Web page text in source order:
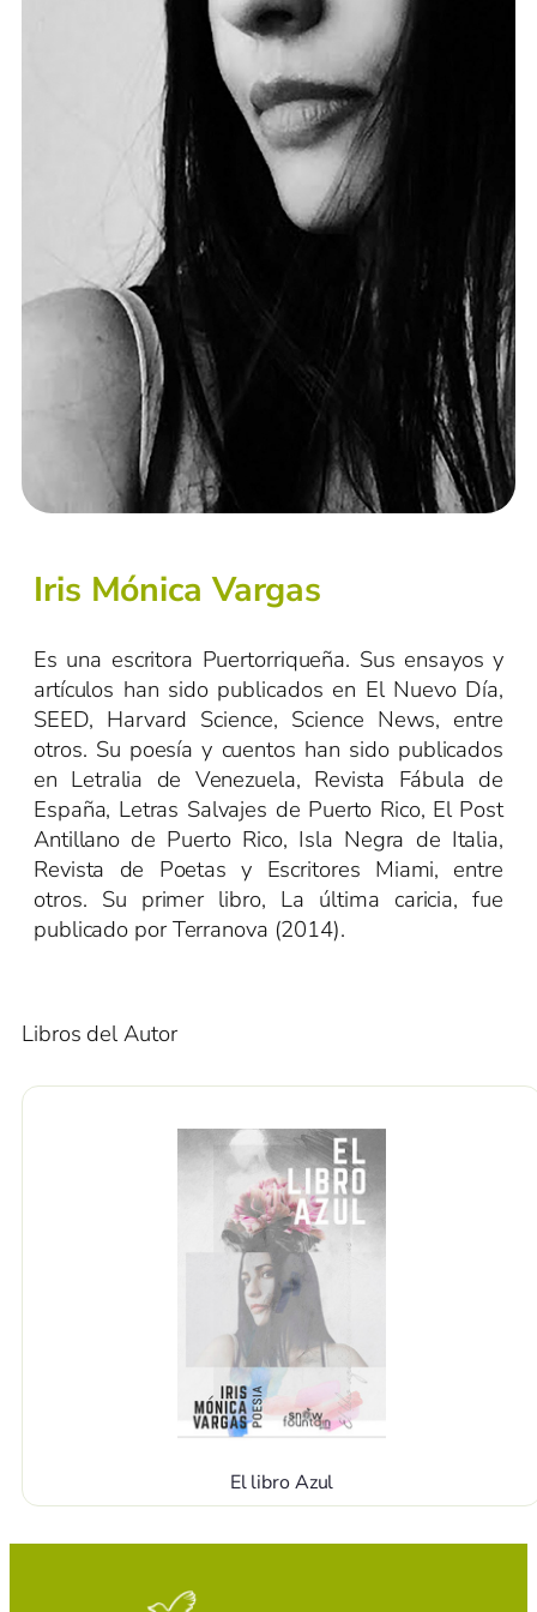
Iris Mónica Vargas
Es una escritora Puertorriqueña. Sus ensayos y
artículos han sido publicados en El Nuevo Día,
SEED, Harvard Science, Science News, entre
otros. Su poesía y cuentos han sido publicados
en Letralia de Venezuela, Revista Fábula de
España, Letras Salvajes de Puerto Rico, El Post
Antillano de Puerto Rico, Isla Negra de Italia,
Revista de Poetas y Escritores Miami, entre
otros. Su primer libro, La última caricia, fue
publicado por Terranova (2014).
Libros del Autor
El libro Azul